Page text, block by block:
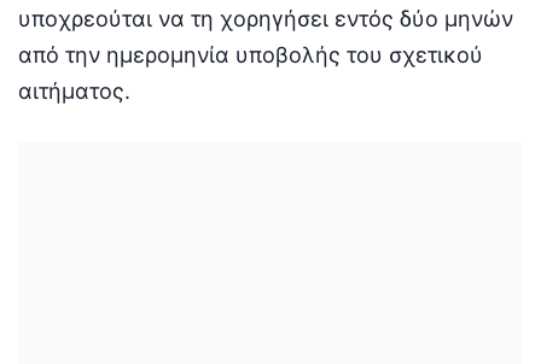
υποχρεούται να τη χορηγήσει εντός δύο μηνών
από την ημερομηνία υποβολής του σχετικού
αιτήματος.